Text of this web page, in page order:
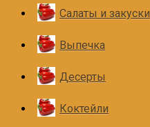
Салаты и закуски
Выпечка
Десерты
Коктейли